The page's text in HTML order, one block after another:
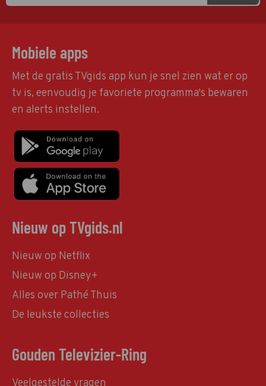
Mobiele apps
Met de gratis TVgids app kun je snel zien wat er op
tv is, eenvoudig je favoriete programma's bewaren
en alerts instellen.
Nieuw op TVgids.nl
Nieuw op Netflix
Nieuw op Disney+
Alles over Pathé Thuis
De leukste collecties
Gouden Televizier-Ring